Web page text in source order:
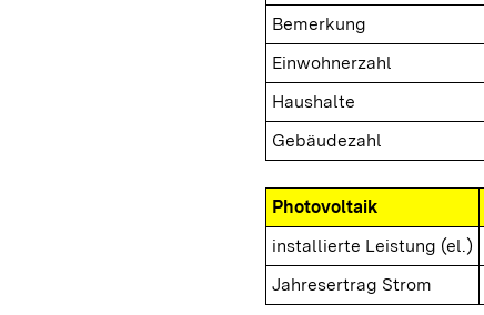
Bemerkung
Einwohnerzahl
Haushalte
Gebäudezahl
Photovoltaik
installierte Leistung (el.)
Jahresertrag Strom